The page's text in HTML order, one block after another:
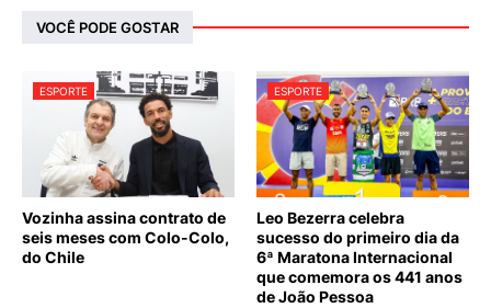
VOCÊ PODE GOSTAR
ESPORTE
Vozinha assina contrato de
seis meses com Colo-Colo,
do Chile
ESPORTE
Leo Bezerra celebra
sucesso do primeiro dia da
6ª Maratona Internacional
que comemora os 441 anos
de João Pessoa